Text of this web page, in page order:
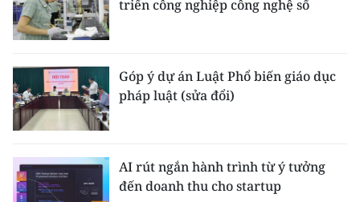
triển công nghiệp công nghệ số
Góp ý dự án Luật Phổ biến giáo dục
pháp luật (sửa đổi)
AI rút ngắn hành trình từ ý tưởng
đến doanh thu cho startup